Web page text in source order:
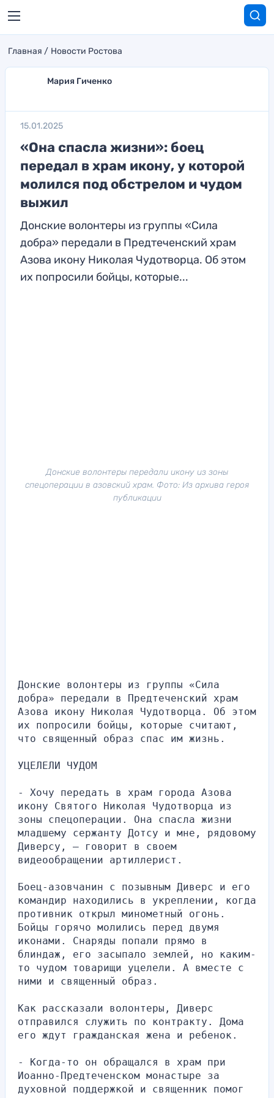
Главная Новости Ростова
Мария Гиченко
15.01.2025
«Она спасла жизни»: боец
передал в храм икону, у которой
молился под обстрелом и чудом
выжил
Донские волонтеры из группы «Сила
добра» передали в Предтеченский храм
Азова икону Николая Чудотворца. Об этом
их попросили бойцы, которые...
Донские волонтеры передали икону из зоны
спецоперации в азовский храм. Фото: Из архива героя
публикации
Донские волонтеры из группы «Сила
добра» передали в Предтеченский храм
Азова икону Николая Чудотворца. Об этом
их попросили бойцы, которые считают,
что священный образ спас им жизнь.
УЦЕЛЕЛИ ЧУДОМ
- Хочу передать в храм города Азова
икону Святого Николая Чудотворца из
зоны спецоперации. Она спасла жизни
младшему сержанту Дотсу и мне, рядовому
Диверсу, – говорит в своем
видеообращении артиллерист.
Боец-азовчанин с позывным Диверс и его
командир находились в укреплении, когда
противник открыл минометный огонь.
Бойцы горячо молились перед двумя
иконами. Снаряды попали прямо в
блиндаж, его засыпало землей, но каким-
то чудом товарищи уцелели. А вместе с
ними и священный образ.
Как рассказали волонтеры, Диверс
отправился служить по контракту. Дома
его ждут гражданская жена и ребенок.
- Когда-то он обращался в храм при
Иоанно-Предтеченском монастыре за
духовной поддержкой и священник помог